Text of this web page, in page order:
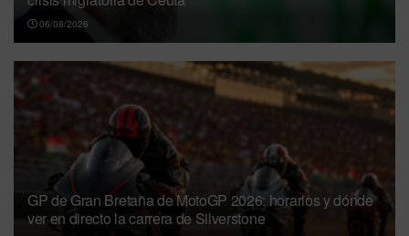
06/08/2026
GP de Gran Bretaña de MotoGP 2026: horarios y dónde
ver en directo la carrera de Silverstone